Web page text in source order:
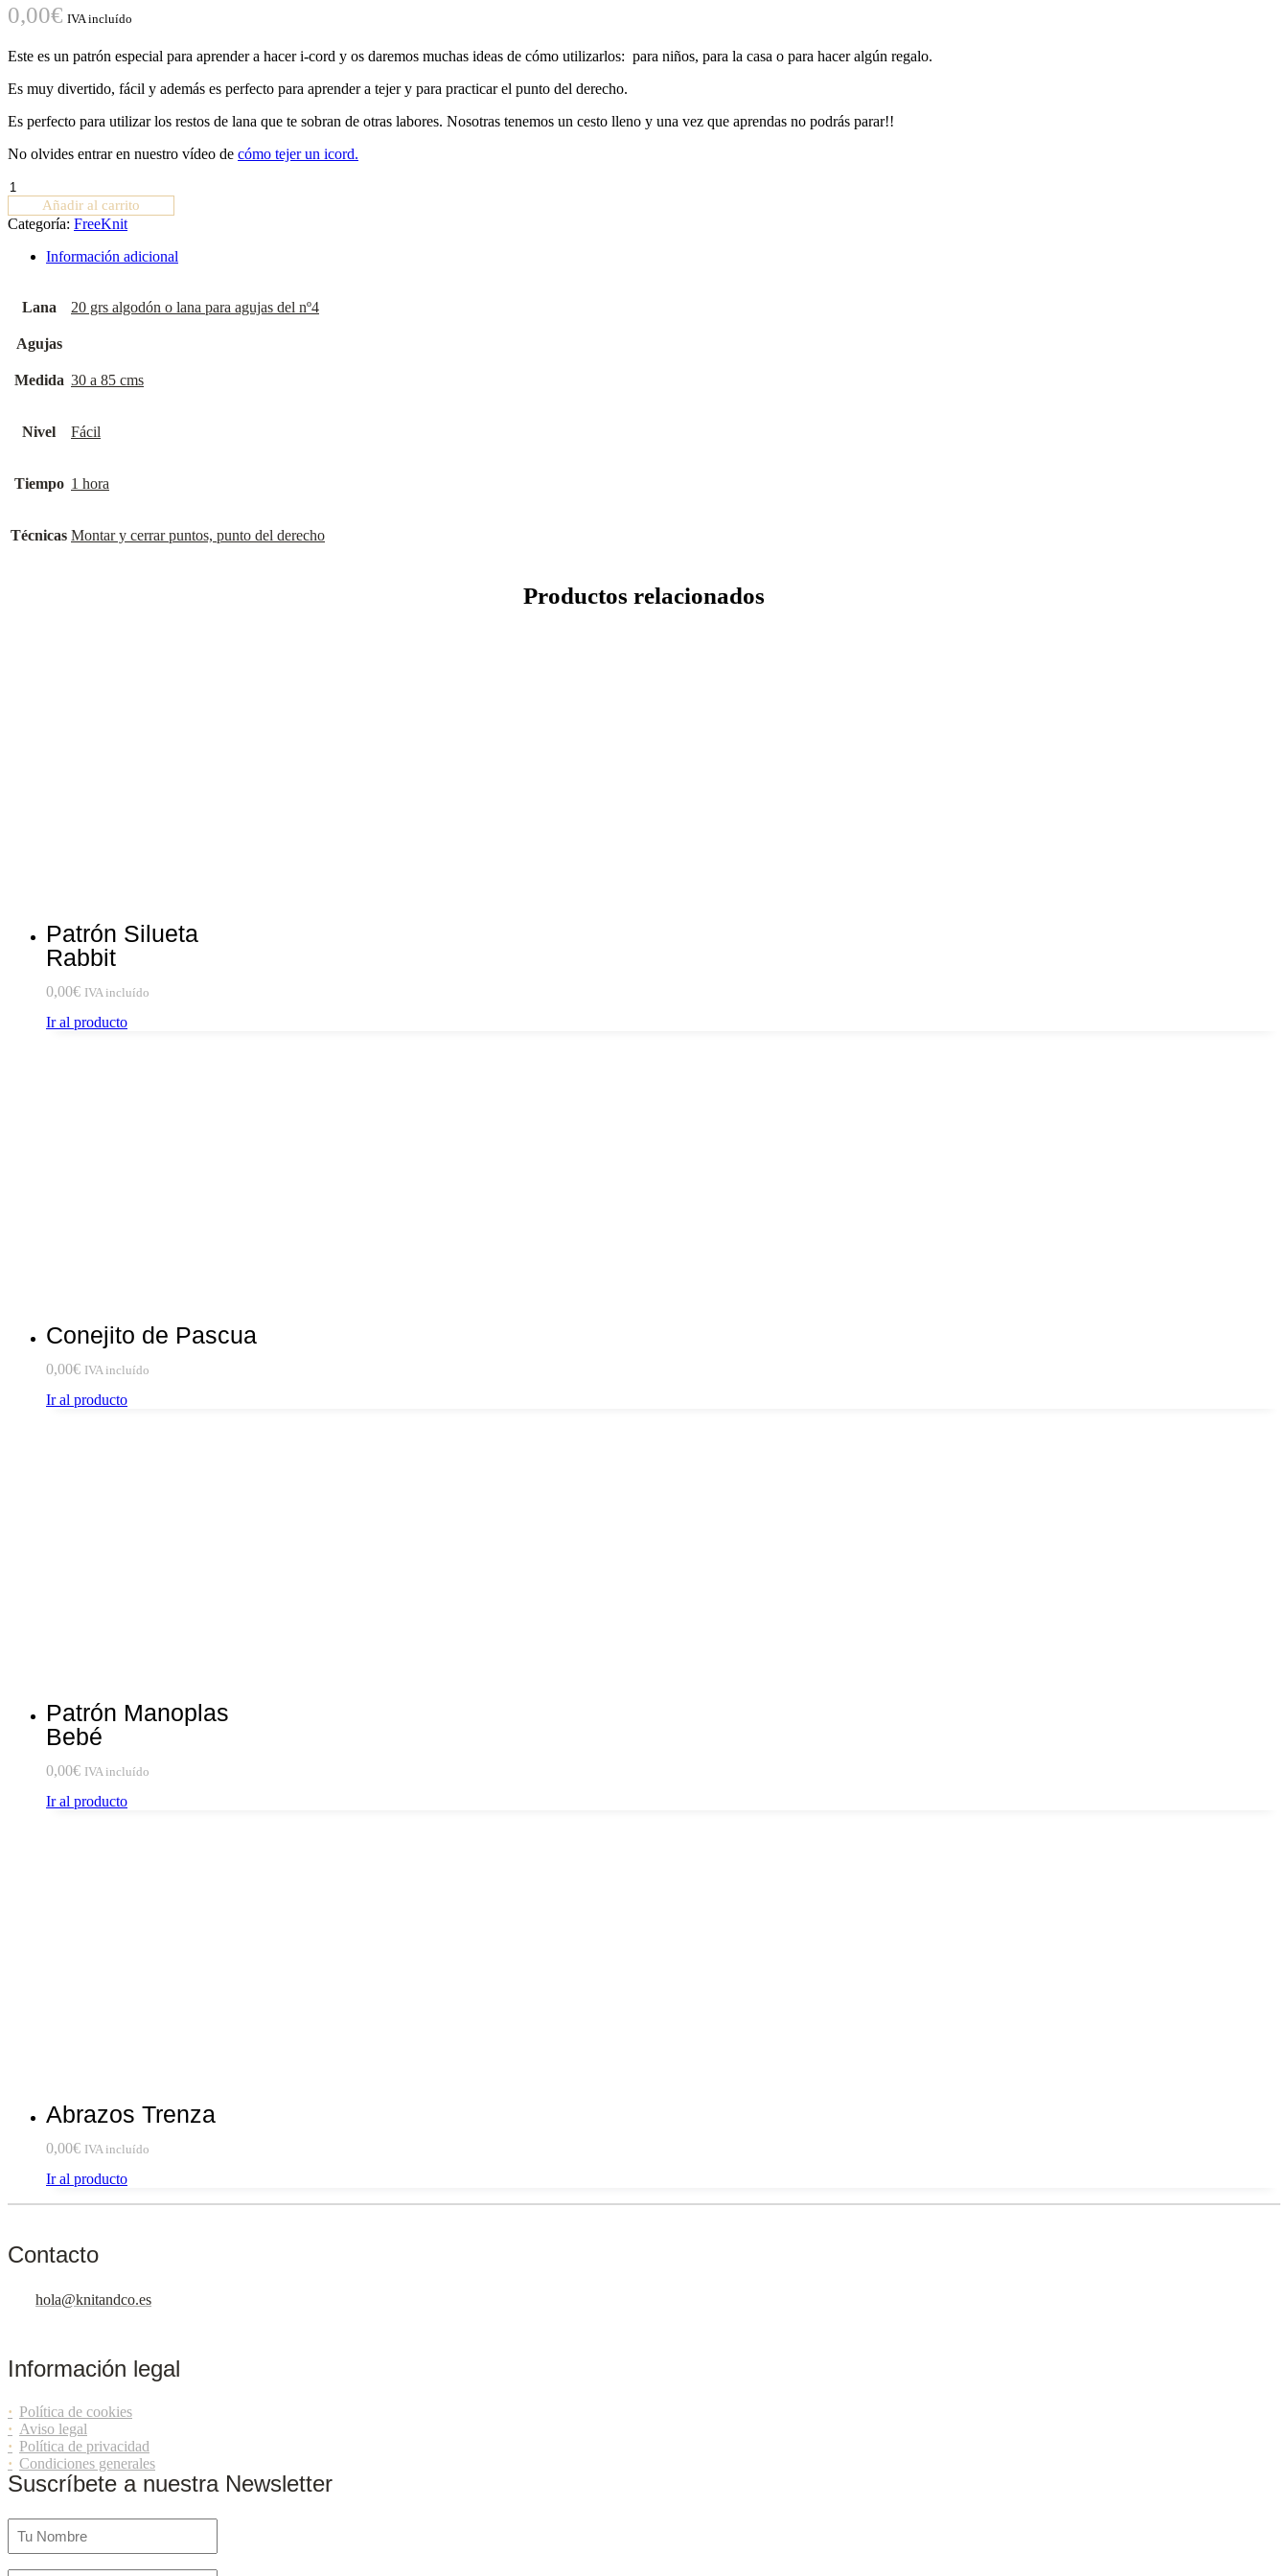
0,00€ IVA incluído
Este es un patrón especial para aprender a hacer i-cord y os daremos muchas ideas de cómo utilizarlos: para niños, para la casa o para hacer algún regalo.
Es muy divertido, fácil y además es perfecto para aprender a tejer y para practicar el punto del derecho.
Es perfecto para utilizar los restos de lana que te sobran de otras labores. Nosotras tenemos un cesto lleno y una vez que aprendas no podrás parar!!
No olvides entrar en nuestro vídeo de cómo tejer un icord.
Patrón
cantidad
Añadir al carrito
Categoría: FreeKnit
Información adicional
Lana 20 grs algodón o lana para agujas del nº4
Agujas
Medida 30 a 85 cms
Nivel Fácil
Tiempo 1 hora
Técnicas Montar y cerrar puntos, punto del derecho
Productos relacionados
Patrón Silueta
Rabbit
0,00€ IVA incluído
Ir al producto
Conejito de Pascua
0,00€ IVA incluído
Ir al producto
Patrón Manoplas
Bebé
0,00€ IVA incluído
Ir al producto
Abrazos Trenza
0,00€ IVA incluído
Ir al producto
Contacto
hola@knitandco.es
Información legal
Política de cookies
Aviso legal
Política de privacidad
Condiciones generales
Suscríbete a nuestra Newsletter
(Obligatorio)